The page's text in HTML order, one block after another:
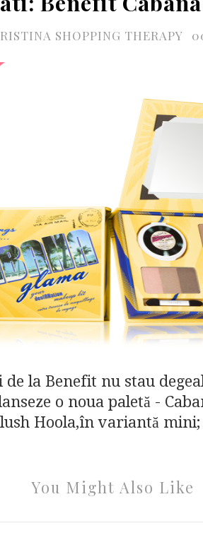
SHOPPING THERAPY
de la Benefit nu stau
o noua paletă -
Hoola,în variantă
You Might Also Like